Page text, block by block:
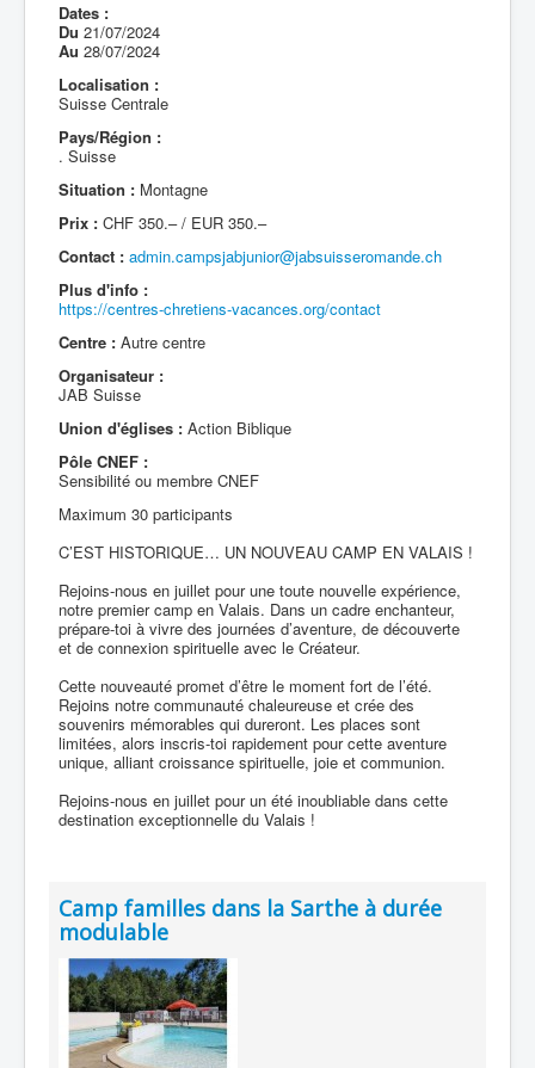
Dates :
Du 21/07/2024
Au 28/07/2024
Localisation :
Suisse Centrale
Pays/Région :
. Suisse
Situation : Montagne
Prix : CHF 350.– / EUR 350.–
Contact : admin.campsjabjunior@jabsuisseromande.ch
Plus d'info :
https://centres-chretiens-vacances.org/contact
Centre : Autre centre
Organisateur :
JAB Suisse
Union d'églises : Action Biblique
Pôle CNEF :
Sensibilité ou membre CNEF
Maximum 30 participants
C’EST HISTORIQUE… UN NOUVEAU CAMP EN VALAIS !
Rejoins-nous en juillet pour une toute nouvelle expérience,
notre premier camp en Valais. Dans un cadre enchanteur,
prépare-toi à vivre des journées d’aventure, de découverte
et de connexion spirituelle avec le Créateur.
Cette nouveauté promet d’être le moment fort de l’été.
Rejoins notre communauté chaleureuse et crée des
souvenirs mémorables qui dureront. Les places sont
limitées, alors inscris-toi rapidement pour cette aventure
unique, alliant croissance spirituelle, joie et communion.
Rejoins-nous en juillet pour un été inoubliable dans cette
destination exceptionnelle du Valais !
Camp familles dans la Sarthe à durée
modulable